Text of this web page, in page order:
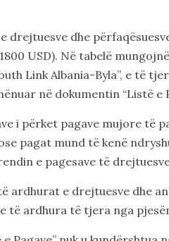
drejtuesve dhe
USD). Në tabelë
Link Albania-Byla”, e të
në dokumentin “Listë e
i përket pagave mujore të
pagat mund të kenë
e pagesave të
ardhurat e drejtuesve dhe
të ardhura të tjera nga